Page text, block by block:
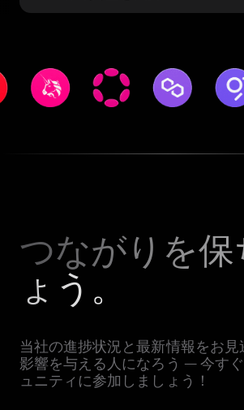
つながりを保
ょう。
当社の進捗状況と最新情報をお見
影響を与える人になろう — 今す
ュニティに参加しましょう！